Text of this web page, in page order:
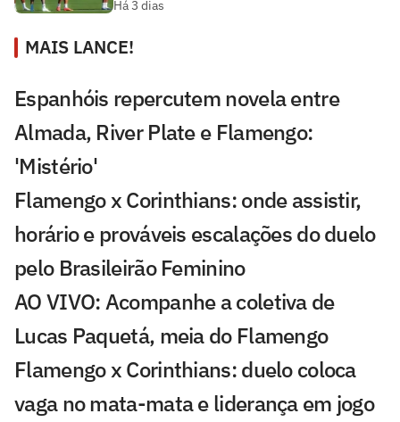
Há 3 dias
MAIS LANCE!
Espanhóis repercutem novela entre
Almada, River Plate e Flamengo:
'Mistério'
Flamengo x Corinthians: onde assistir,
horário e prováveis escalações do duelo
pelo Brasileirão Feminino
AO VIVO: Acompanhe a coletiva de
Lucas Paquetá, meia do Flamengo
Flamengo x Corinthians: duelo coloca
vaga no mata-mata e liderança em jogo